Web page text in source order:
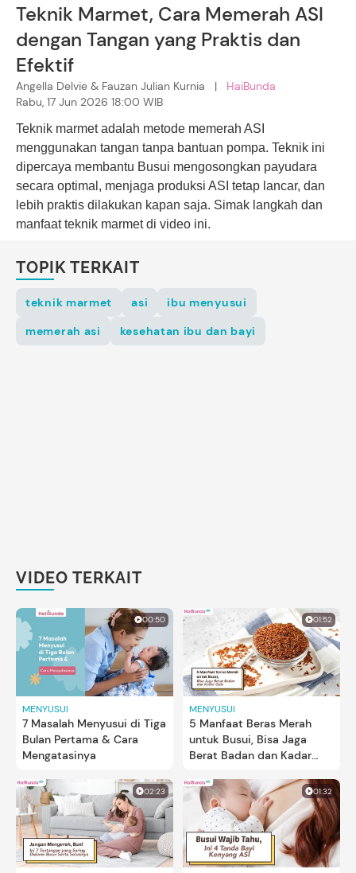
Teknik Marmet, Cara Memerah ASI
dengan Tangan yang Praktis dan
Efektif
Angella Delvie & Fauzan Julian Kurnia | HaiBunda
Rabu, 17 Jun 2026 18:00 WIB
Teknik marmet adalah metode memerah ASI
menggunakan tangan tanpa bantuan pompa. Teknik ini
dipercaya membantu Busui mengosongkan payudara
secara optimal, menjaga produksi ASI tetap lancar, dan
lebih praktis dilakukan kapan saja. Simak langkah dan
manfaat teknik marmet di video ini.
TOPIK TERKAIT
teknik marmet asi
ibu menyusui
memerah asi
kesehatan ibu dan bayi
VIDEO TERKAIT
00:50
MENYUSUI
7 Masalah Menyusui di Tiga
Bulan Pertama & Cara
Mengatasinya
01:52
MENYUSUI
5 Manfaat Beras Merah
untuk Busui, Bisa Jaga
Berat Badan dan Kadar
02:23 01:32